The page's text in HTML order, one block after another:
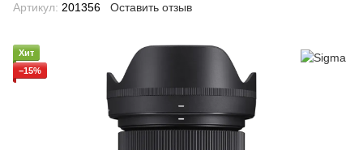
Артикул: 201356 Оставить отзыв
Хит
−15%